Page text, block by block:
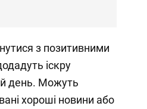
з позитивними
іскру
день. Можуть
хороші новини або